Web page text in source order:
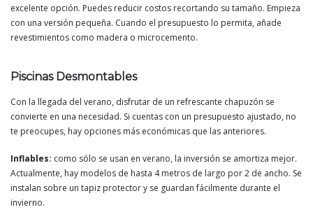
excelente opción. Puedes reducir costos recortando su tamaño. Empieza
con una versión pequeña. Cuando el presupuesto lo permita, añade
revestimientos como madera o microcemento.
Piscinas Desmontables
Con la llegada del verano, disfrutar de un refrescante chapuzón se
convierte en una necesidad. Si cuentas con un presupuesto ajustado, no
te preocupes, hay opciones más económicas que las anteriores.
Inflables: como sólo se usan en verano, la inversión se amortiza mejor.
Actualmente, hay modelos de hasta 4 metros de largo por 2 de ancho. Se
instalan sobre un tapiz protector y se guardan fácilmente durante el
invierno.